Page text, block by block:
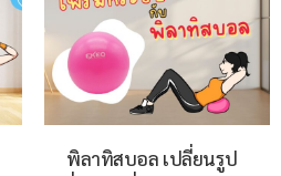
พิลาทิสบอล เปลี่ยนรูป